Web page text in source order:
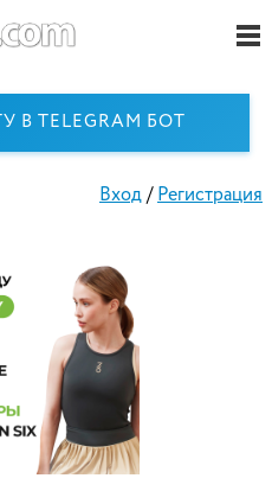
TELEGRAM БОТ
Вход/Регистрация